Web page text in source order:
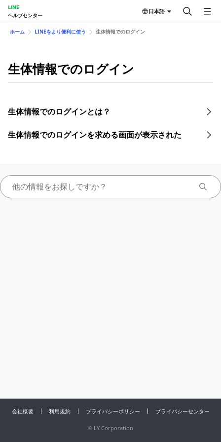
LINE
ヘルプセンター
日本語
ホーム LINEをより便利に使う 生体情報でのログイン
生体情報でのログイン
生体情報でのログインとは？
生体情報でのログインを求める画面が表示された
会社概要 利用規約 プライバシーポリシー プライバシーセンター
© LY Corporation